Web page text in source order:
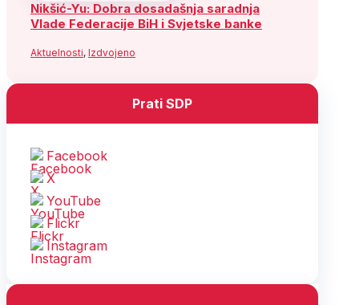
Nikšić-Yu: Dobra dosadašnja saradnja
Vlade Federacije BiH i Svjetske banke
Aktuelnosti, Izdvojeno
Prati SDP
Facebook
X
YouTube
Flickr
Instagram